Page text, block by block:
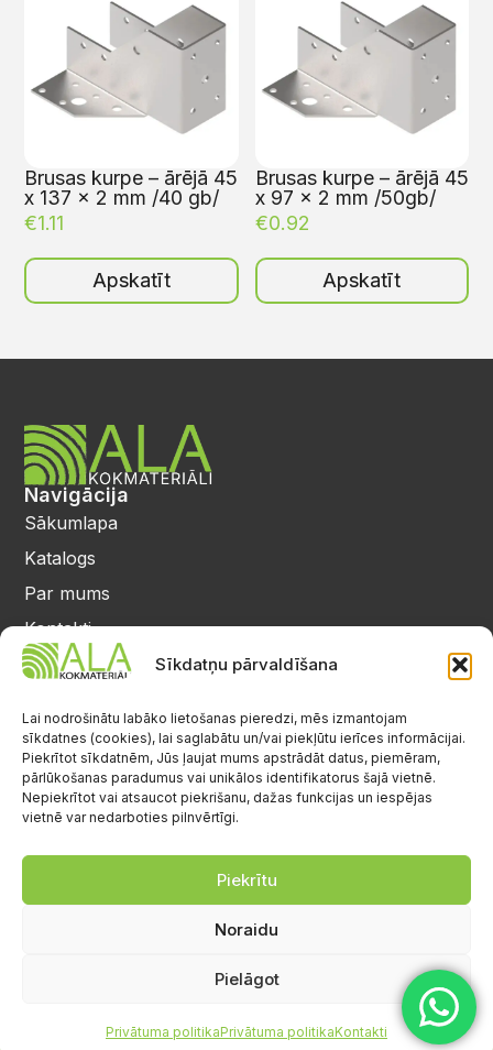
Sīkdatņu pārvaldīšana
Lai nodrošinātu labāko lietošanas pieredzi, mēs izmantojam
sīkdatnes (cookies), lai saglabātu un/vai piekļūtu ierīces informācijai.
Piekrītot sīkdatnēm, Jūs ļaujat mums apstrādāt datus, piemēram,
pārlūkošanas paradumus vai unikālos identifikatorus šajā vietnē.
Nepiekrītot vai atsaucot piekrišanu, dažas funkcijas un iespējas
vietnē var nedarboties pilnvērtīgi.
Piekrītu
Noraidu
Pielāgot
Privātuma politikaPrivātuma politikaKontakti
Brusas kurpe – ārējā 45
x 137 x 2 mm /40 gb/
€1.11
Apskatīt
Brusas kurpe – ārējā 45
x 97 x 2 mm /50gb/
€0.92
Apskatīt
Navigācija
Sākumlapa
Katalogs
Par mums
Kontakti
Privātuma politika
25 64 17 98
info@alalignea.lv
Daugavas iela 28, Mārupe
Facebook
S.-Sv.: brīvs
© Visas tiesības aizsargātas.